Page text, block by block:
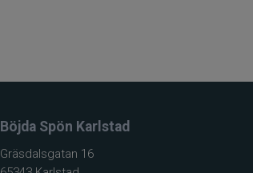
Böjda Spön Karlstad
Gräsdalsgatan 16